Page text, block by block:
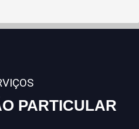
PARTICULAR